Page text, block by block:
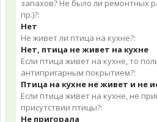
запахов? Не было ли ремонтных
пр.)?:
Нет
Не живет ли птица на кухне?:
Нет, птица не живет на кухне
Если птица живет на кухне, то
антипригарным покрытием?:
Птица на кухне не живет и не
Если птица живет на кухне, не
присутствии птицы?:
Не пригорала